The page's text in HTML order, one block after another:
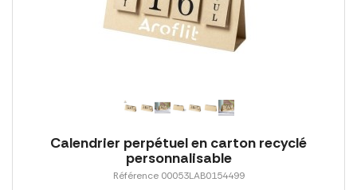
Calendrier perpétuel en carton recyclé
personnalisable
Référence 00053LAB0154499